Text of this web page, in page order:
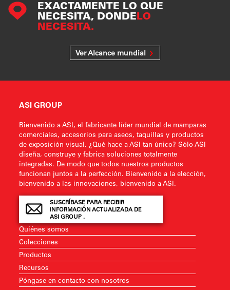
EXACTAMENTE LO QUE
NECESITA, DONDELO
NECESITA.
Ver Alcance mundial
ASI GROUP
Bienvenido a ASI, el fabricante líder mundial de mamparas
comerciales, accesorios para aseos, taquillas y productos
de exposición visual. ¿Qué hace a ASI tan único? Sólo ASI
diseña, construye y fabrica soluciones totalmente
integradas. De modo que todos nuestros productos
funcionan juntos a la perfección. Bienvenido a la elección,
bienvenido a las innovaciones, bienvenido a ASI.
SUSCRÍBASE PARA RECIBIR
INFORMACIÓN ACTUALIZADA DE
ASI GROUP .
Quiénes somos
Colecciones
Productos
Recursos
Póngase en contacto con nosotros